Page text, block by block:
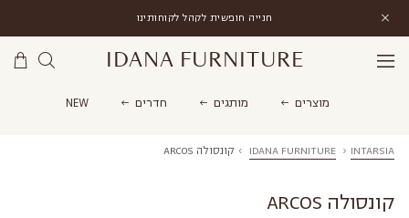
חנייה חופשית לקהל לקוחותינו
IDANA FURNITURE
מוצרים מותגים חדרים NEW
IDANA FURNITURE › INTARSIA
› קונסולה ARCOS
קונסולה ARCOS